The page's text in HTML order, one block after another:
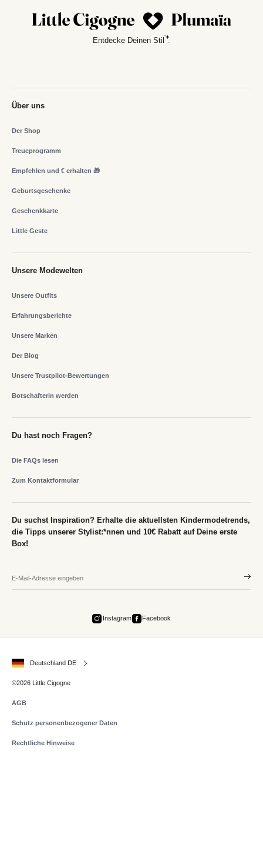
Entdecke Deinen Stil
Über uns
Der Shop
Treueprogramm
Empfehlen und € erhalten 🎁
Geburtsgeschenke
Geschenkkarte
Little Geste
Unsere Modewelten
Unsere Outfits
Erfahrungsberichte
Unsere Marken
Der Blog
Unsere Trustpilot-Bewertungen
Botschafterin werden
Du hast noch Fragen?
Die FAQs lesen
Zum Kontaktformular
Du suchst Inspiration? Erhalte die aktuellsten Kindermodetrends,
die Tipps unserer Stylist:*nnen und 10€ Rabatt auf Deine erste
Box!
Instagram Facebook
Deutschland DE
©2026 Little Cigogne
AGB
Schutz personenbezogener Daten
Rechtliche Hinweise